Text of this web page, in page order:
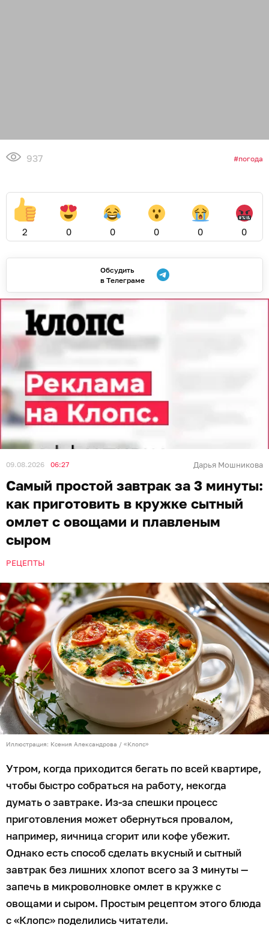
937 погода
2 0 0 0 0 0
Обсудить
в Телеграме
09.08.2026 06:27 Дарья Мошникова
Самый простой завтрак за 3 минуты:
как приготовить в кружке сытный
омлет с овощами и плавленым
сыром
РЕЦЕПТЫ
Иллюстрация: Ксения Александрова / «Клопс»
Утром, когда приходится бегать по всей квартире,
чтобы быстро собраться на работу, некогда
думать о завтраке. Из-за спешки процесс
приготовления может обернуться провалом,
например, яичница сгорит или кофе убежит.
Однако есть способ сделать вкусный и сытный
завтрак без лишних хлопот всего за 3 минуты —
запечь в микроволновке омлет в кружке с
овощами и сыром. Простым рецептом этого блюда
с «Клопс» поделились читатели.